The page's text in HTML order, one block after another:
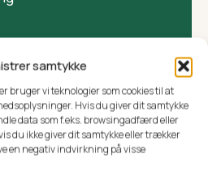
samtykke
bruger vi teknologier som cookies til at
Hvis du giver dit samtykke
data som f.eks. browsingadfærd eller
du ikke giver dit samtykke eller trækker
en negativ indvirkning på visse